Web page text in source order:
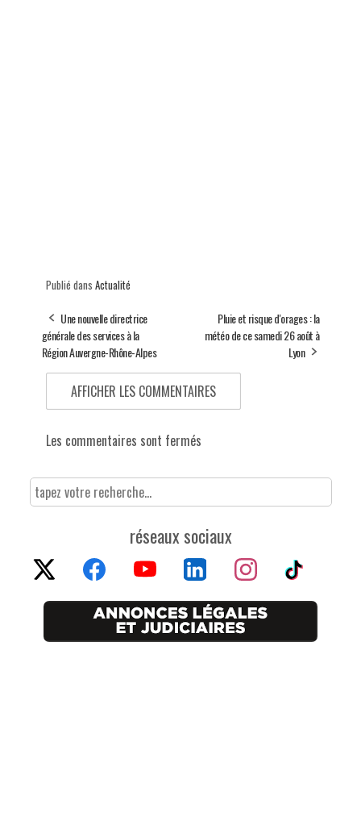
Publié dans Actualité
Une nouvelle directrice
générale des services à la
Région Auvergne-Rhône-Alpes
Pluie et risque d'orages : la
météo de ce samedi 26 août à
Lyon
AFFICHER LES COMMENTAIRES
Les commentaires sont fermés
réseaux sociaux